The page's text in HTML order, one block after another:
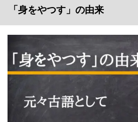
「身をやつす」の由来